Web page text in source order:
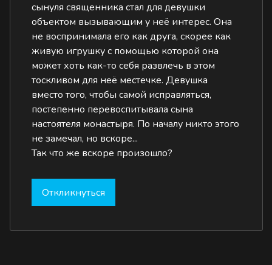
сынуля священника стал для девушки
объектом вызывающим у неё интерес. Она
не воспринимала его как друга, скорее как
живую игрушку с помощью которой она
может хоть как-то себя развлечь в этом
тоскливом для неё местечке. Девушка
вместо того, чтобы самой исправляться,
постепенно перевоспитывала сына
настоятеля монастыря. По началу никто этого
не замечал, но вскоре...
Так что же вскоре произошло?
Откликнуться